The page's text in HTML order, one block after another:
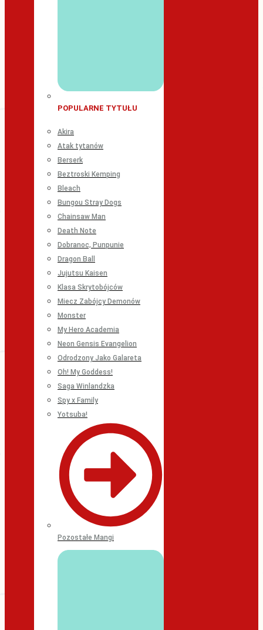
POPULARNE TYTUŁU
Akira
Atak tytanów
Berserk
Beztroski Kemping
Bleach
Bungou Stray Dogs
Chainsaw Man
Death Note
Dobranoc, Punpunie
Dragon Ball
Jujutsu Kaisen
Klasa Skrytobójców
Miecz Zabójcy Demonów
Monster
My Hero Academia
Neon Gensis Evangelion
Odrodzony Jako Galareta
Oh! My Goddess!
Saga Winlandzka
Spy x Family
Yotsuba!
Pozostałe Mangi